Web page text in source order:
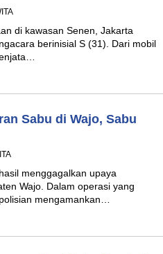
di kawasan Senen, Jakarta
berinisial S (31). Dari mobil
Sabu di Wajo, Sabu
menggagalkan upaya
Wajo. Dalam operasi yang
mengamankan…